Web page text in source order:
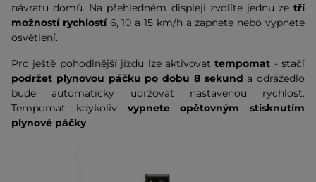
návratu domů. Na přehledném displeji zvolíte jednu ze tří
možností rychlostí6, 10 a 15 km/h a zapnete nebo vypnete
osvětlení.
Pro ještě pohodlnější jízdu lze aktivovat tempomat - stačí
podržet plynovou páčku po dobu 8 sekund a odrážedlo
bude automaticky udržovat nastavenou rychlost.
Tempomat kdykoliv vypnete opětovným stisknutím
plynové páčky.